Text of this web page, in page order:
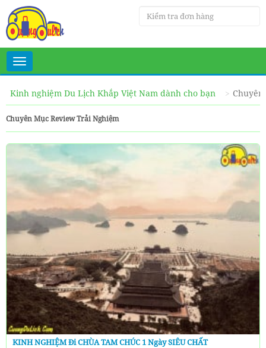
Toggle
navigation
Kinh nghiệm Du Lịch Khắp Việt Nam dành cho bạn
Chuyên Mục Review Trải Nghiệm
KINH NGHIỆM Đi CHÙA TAM CHÚC 1 Ngày SIÊU CHẤT